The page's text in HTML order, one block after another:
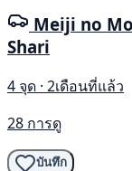
Meiji no
Shari
4 จุด · 2เดือนที่แล้ว
28 การดู
บันทึก